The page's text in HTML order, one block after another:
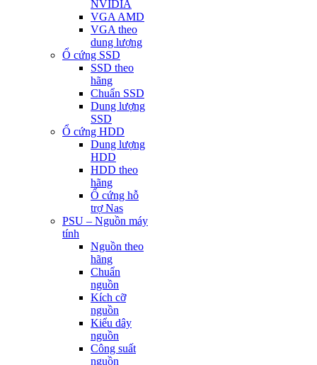
NVIDIA
VGA AMD
VGA theo
dung lượng
Ổ cứng SSD
SSD theo
hãng
Chuẩn SSD
Dung lượng
SSD
Ổ cứng HDD
Dung lượng
HDD
HDD theo
hãng
Ổ cứng hỗ
trợ Nas
PSU – Nguồn máy
tính
Nguồn theo
hãng
Chuẩn
nguồn
Kích cỡ
nguồn
Kiểu dây
nguồn
Công suất
nguồn